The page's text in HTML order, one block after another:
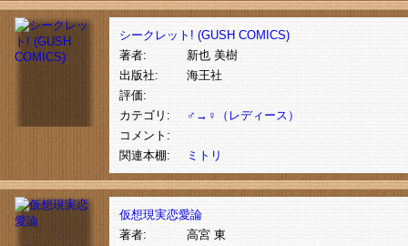
シークレット! (GUSH COMICS)
著者:
新也 美樹
出版社:
海王社
評価:
カテゴリ:
♂→♀（レディース）
コメント:
関連本棚:
ミトリ
仮想現実恋愛論
著者:
高宮 東